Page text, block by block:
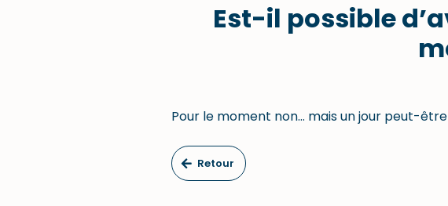
Est-il possible
Pour le moment non… mais un jour peut-
Retour